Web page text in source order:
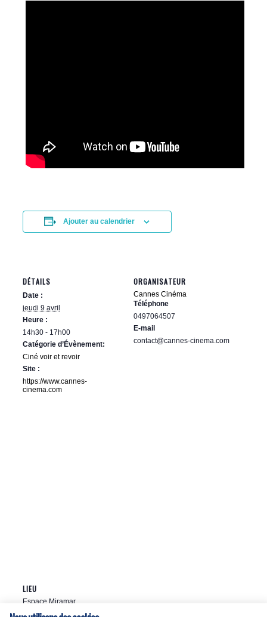
Ajouter au calendrier
DÉTAILS
Date :
jeudi 9 avril
Heure :
14h30 - 17h00
Catégorie d’Évènement:
Ciné voir et revoir
Site :
https://www.cannes-
cinema.com
ORGANISATEUR
Cannes Cinéma
Téléphone
0497064507
E-mail
contact@cannes-cinema.com
LIEU
Espace Miramar
32 Rue Pasteur